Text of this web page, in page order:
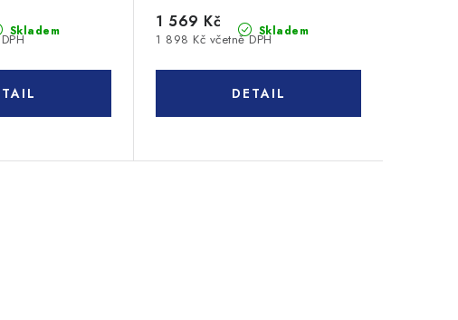
Skladem Skladem
1 898 Kč včetně DPH
1 569 Kč